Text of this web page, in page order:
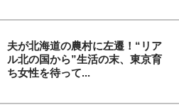
夫が北海道の農村に左遷！“リア
ル北の国から”生活の末、東京育
ち女性を待って...